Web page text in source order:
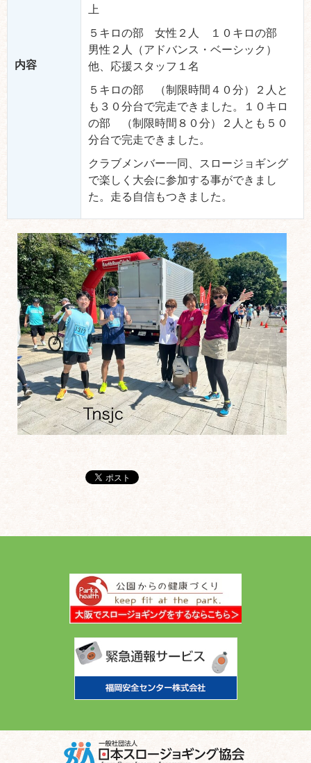
内容
上
５キロの部 女性２人 １０キロの部
男性２人（アドバンス・ベーシック）
他、応援スタッフ１名
５キロの部 （制限時間４０分）２人と
も３０分台で完走できました。１０キロ
の部 （制限時間８０分）２人とも５０
分台で完走できました。
クラブメンバー一同、スロージョギング
で楽しく大会に参加する事ができまし
た。走る自信もつきました。